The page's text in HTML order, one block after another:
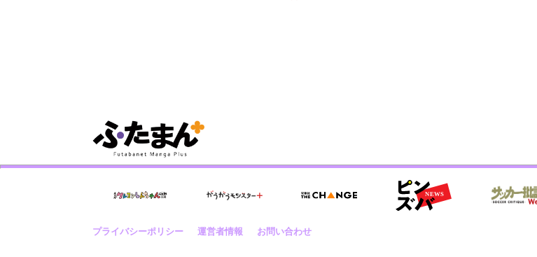
プライバシーポリシー 運営者情報 お問い合わせ